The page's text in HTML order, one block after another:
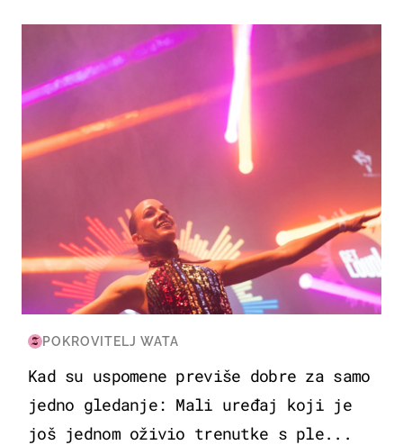
KULTURA & ZABAVA
POKROVITELJ WATA
Kad su uspomene previše dobre za samo
jedno gledanje: Mali uređaj koji je
još jednom oživio trenutke s ple...